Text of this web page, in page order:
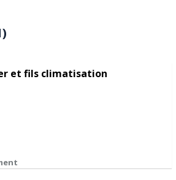
et fils climatisation